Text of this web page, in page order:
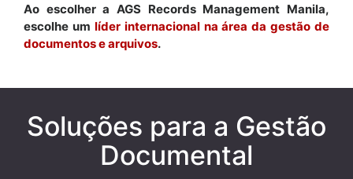
Ao escolher a AGS Records Management Manila,
escolhe um líder internacional na área da gestão de
documentos e arquivos.
Soluções para a Gestão
Documental